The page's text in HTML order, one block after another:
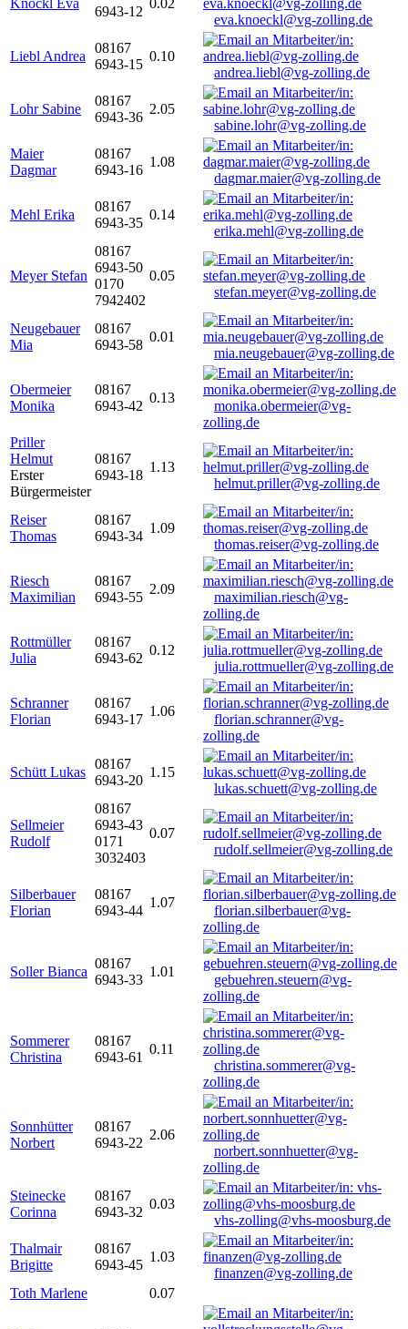
Knöckl Eva
6943-12
0.02
eva.knoeckl@vg-zolling.de
Liebl Andrea
08167
6943-15
0.10
andrea.liebl@vg-zolling.de
Lohr Sabine
08167
6943-36
2.05
sabine.lohr@vg-zolling.de
Maier
Dagmar
08167
6943-16
1.08
dagmar.maier@vg-zolling.de
Mehl Erika
08167
6943-35
0.14
erika.mehl@vg-zolling.de
Meyer Stefan
08167
6943-50
0170
7942402
0.05
stefan.meyer@vg-zolling.de
Neugebauer
Mia
08167
6943-58
0.01
mia.neugebauer@vg-zolling.de
Obermeier
Monika
08167
6943-42
0.13
monika.obermeier@vg-
zolling.de
Priller
Helmut
Erster
Bürgermeister
08167
6943-18
1.13
helmut.priller@vg-zolling.de
Reiser
Thomas
08167
6943-34
1.09
thomas.reiser@vg-zolling.de
Riesch
Maximilian
08167
6943-55
2.09
maximilian.riesch@vg-
zolling.de
Rottmüller
Julia
08167
6943-62
0.12
julia.rottmueller@vg-zolling.de
Schranner
Florian
08167
6943-17
1.06
florian.schranner@vg-
zolling.de
Schütt Lukas
08167
6943-20
1.15
lukas.schuett@vg-zolling.de
Sellmeier
Rudolf
08167
6943-43
0171
3032403
0.07
rudolf.sellmeier@vg-zolling.de
Silberbauer
Florian
08167
6943-44
1.07
florian.silberbauer@vg-
zolling.de
Soller Bianca
08167
6943-33
1.01
gebuehren.steuern@vg-
zolling.de
Sommerer
Christina
08167
6943-61
0.11
christina.sommerer@vg-
zolling.de
Sonnhütter
Norbert
08167
6943-22
2.06
norbert.sonnhuetter@vg-
zolling.de
Steinecke
Corinna
08167
6943-32
0.03
vhs-zolling@vhs-moosburg.de
Thalmair
Brigitte
08167
6943-45
1.03
finanzen@vg-zolling.de
Toth Marlene
0.07